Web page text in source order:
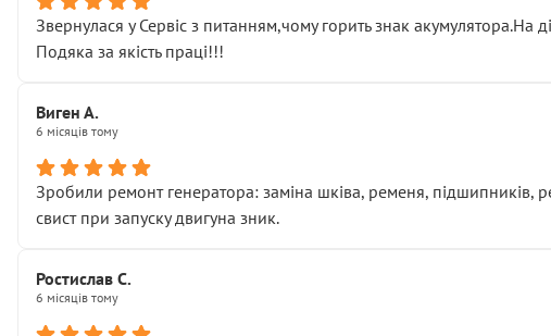
Звернулася у Сервіс з питанням,чому горить знак
Подяка за якість праці!!!
Виген А.
6 місяців тому
Зробили ремонт генератора: заміна шківа, ременя, підшипників,
свист при запуску двигуна зник.
Ростислав С.
6 місяців тому